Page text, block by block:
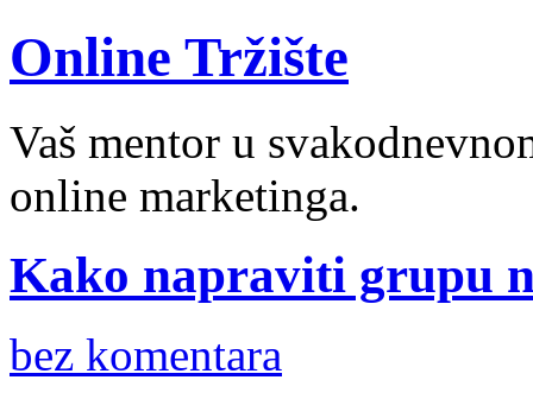
Online Tržište
Vaš mentor u
online marketinga.
Kako napraviti grupu
bez komentara